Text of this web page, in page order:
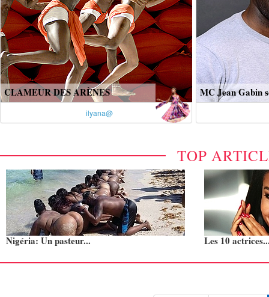
CLAMEUR DES ARÈNES
ilyana@
MC Jean Gabin
TOP
Nigéria: Un pasteur... Les 10